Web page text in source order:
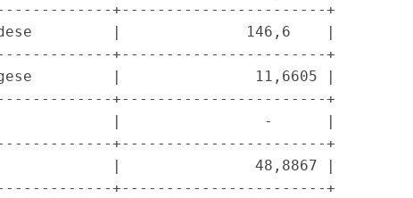
+-----------------------+
|              146,6    |
+-----------------------+
|               11,6605 |
+-----------------------+
|                -      |
+-----------------------+
|               48,8867 |
+-----------------------+